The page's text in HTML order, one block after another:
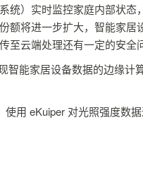
统）实时监控家庭内部状态
额将进一步扩大，智能家居
云端处理还有一定的安全
智能家居设备数据的边缘计
用 eKuiper 对光照强度数